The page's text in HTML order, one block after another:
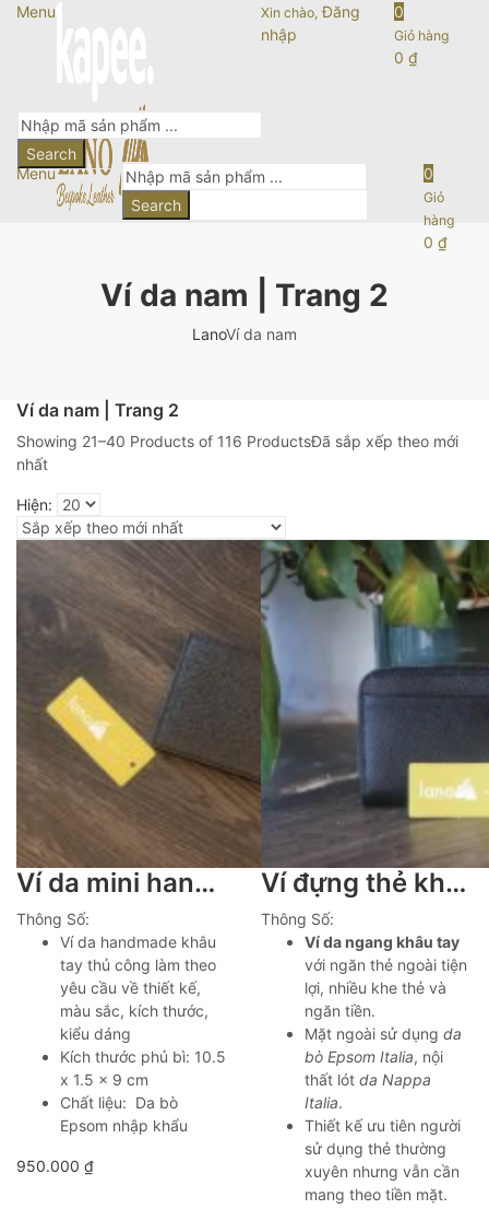
Menu Xin chào, Đăng
nhập
0
Giỏ hàng
0 ₫
Search
Menu
Search
0
Giỏ
hàng
0₫
Ví da nam | Trang 2
LanoVí da nam
Ví da nam | Trang 2
Showing 21–40 Products of 116 ProductsĐã sắp xếp theo mới
nhất
Hiện:
Ví da mini handmade khâu tay thủ công Lano VDNTK036
Thông Số:
Ví da handmade khâu
tay thủ công làm theo
yêu cầu về thiết kế,
màu sắc, kích thước,
kiểu dáng
Kích thước phủ bì: 10.5
x 1.5 x 9 cm
Chất liệu: Da bò
Epsom nhập khẩu
950.000 ₫
Ví đựng thẻ khâu tay nhiều ngăn nhỏ gọn Lano VDNT15
Thông Số:
Ví da ngang khâu tay
với ngăn thẻ ngoài tiện
lợi, nhiều khe thẻ và
ngăn tiền.
Mặt ngoài sử dụng da
bò Epsom Italia, nội
thất lót da Nappa
Italia.
Thiết kế ưu tiên người
sử dụng thẻ thường
xuyên nhưng vẫn cần
mang theo tiền mặt.